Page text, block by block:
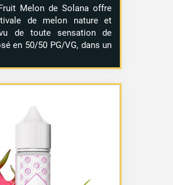
Melon de Solana offre
de melon nature et
de toute sensation de
en 50/50 PG/VG, dans un